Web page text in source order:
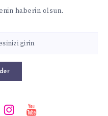
haberin olsun.